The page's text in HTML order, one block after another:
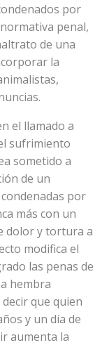
por
penal,
de una
la
el llamado a
sufrimiento
sometido a
de un
por
más con un
dolor y tortura a
modifica el
las penas de
hembra
que quien
y un día de
aumenta la